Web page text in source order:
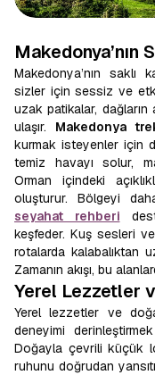
Makedonya’nın
Makedonya’nın saklı
sizler için sessiz ve
uzak patikalar, dağların
ulaşır. Makedonya
kurmak isteyenler için
temiz havayı solur,
Orman içindeki
oluşturur. Bölgeyi
seyahat rehberi
keşfeder. Kuş sesleri
rotalarda kalabalıktan
Zamanın akışı, bu
Yerel Lezzetler
Yerel lezzetler ve
deneyimi
Doğayla çevrili küçük
ruhunu doğrudan